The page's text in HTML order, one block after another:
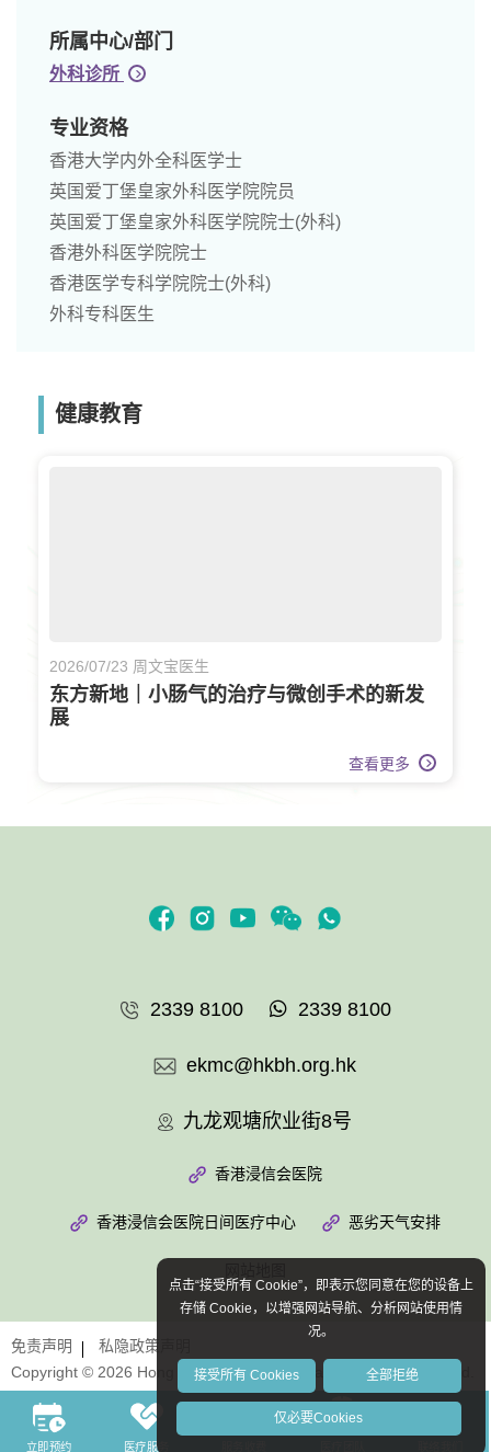
所属中心/部门
外科诊所
专业资格
香港大学内外全科医学士
英国爱丁堡皇家外科医学院院员
英国爱丁堡皇家外科医学院院士(外科)
香港外科医学院院士
香港医学专科学院院士(外科)
外科专科医生
健康教育
2026/07/23 周文宝医生
东方新地｜小肠气的治疗与微创手术的新发
展
查看更多
2339 8100 2339 8100
ekmc@hkbh.org.hk
九龙观塘欣业街8号
香港浸信会医院
香港浸信会医院日间医疗中心 恶劣天气安排
Copyright © 2026 Hong Kong Baptist Hospital. All Rights Reserved.
免责声明 私隐政策声明
立即预约 医疗服务
点击“接受所有 Cookie”，即表示您同意在您的设备上
存储 Cookie，以增强网站导航、分析网站使用情
况。
接受所有 Cookies 全部拒绝
仅必要Cookies